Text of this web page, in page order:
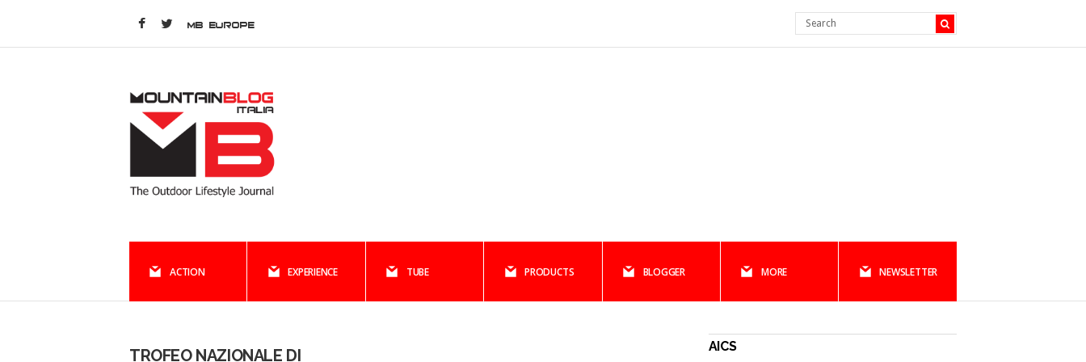
MB EUROPE
ACTION EXPERIENCE TUBE PRODUCTS BLOGGER MORE NEWSLETTER
TROFEO NAZIONALE DI AICS